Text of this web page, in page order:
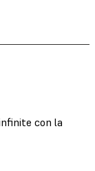
con la